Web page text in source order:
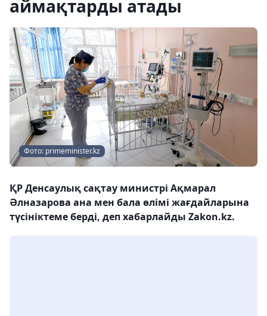
аймақтарды атады
Фото: primeminister.kz
ҚР Денсаулық сақтау министрі Ақмарал
Әлназарова ана мен бала өлімі жағдайларына
түсініктеме берді, деп хабарлайды Zakon.kz.